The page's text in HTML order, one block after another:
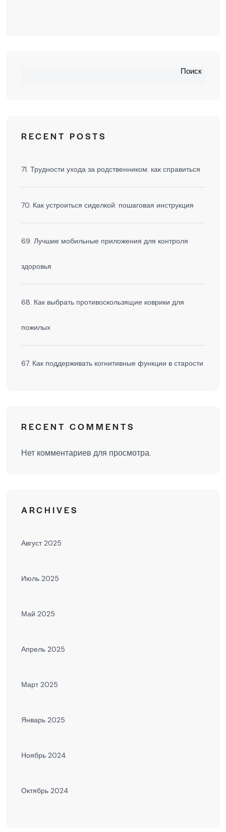
Поиск
RECENT POSTS
71. Трудности ухода за родственником: как справиться
70. Как устроиться сиделкой: пошаговая инструкция
69. Лучшие мобильные приложения для контроля
здоровья
68. Как выбрать противоскользящие коврики для
пожилых
67. Как поддерживать когнитивные функции в старости
RECENT COMMENTS
Нет комментариев для просмотра.
ARCHIVES
Август 2025
Июль 2025
Май 2025
Апрель 2025
Март 2025
Январь 2025
Ноябрь 2024
Октябрь 2024